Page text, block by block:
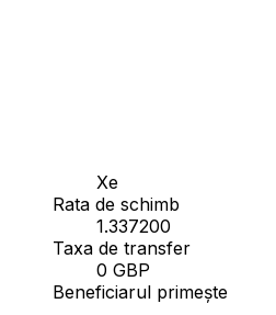
Xe
Rata de schimb
1.337200
Taxa de transfer
0 GBP
Beneficiarul primește